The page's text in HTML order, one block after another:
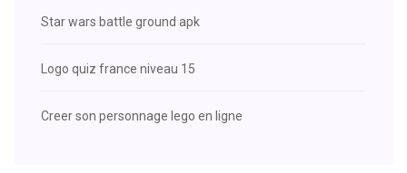
Star wars battle ground apk
Logo quiz france niveau 15
Creer son personnage lego en ligne